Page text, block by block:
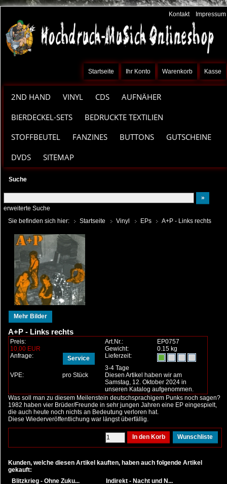
Kontakt Impressum
Kasse
Warenkorb
Ihr Konto
Startseite
2ND HAND VINYL CDS
AUFNÄHER
BIERDECKEL-SETS
BEDRUCKTE TEXTILIEN
STOFFBEUTEL
FANZINES BUTTONS
GUTSCHEINE
DVDS
SITEMAP
Suche
erweiterte Suche
Sie befinden sich hier:
Startseite Vinyl EPs A+P - Links rechts
Mehr Bilder
A+P - Links rechts
Preis:
10,00 EUR
Art.Nr.:
EP0757
Gewicht:
0.15 kg
Anfrage:
Service
Lieferzeit:
3-4 Tage
VPE:
pro Stück
Diesen Artikel haben wir am
Samstag, 12. Oktober 2024 in
unseren Katalog aufgenommen.
Was soll man zu diesem Meilenstein deutschsprachigem Punks noch sagen?
1982 haben vier Brüder/Freunde in sehr jungen Jahren eine EP eingespielt,
die auch heute noch nichts an Bedeutung verloren hat.
Diese Wiederveröffentlichung war längst überfällig.
Kunden, welche diesen Artikel kauften, haben auch folgende Artikel
gekauft:
Blitzkrieg - Ohne Zuku...
Indirekt - Nacht und N...